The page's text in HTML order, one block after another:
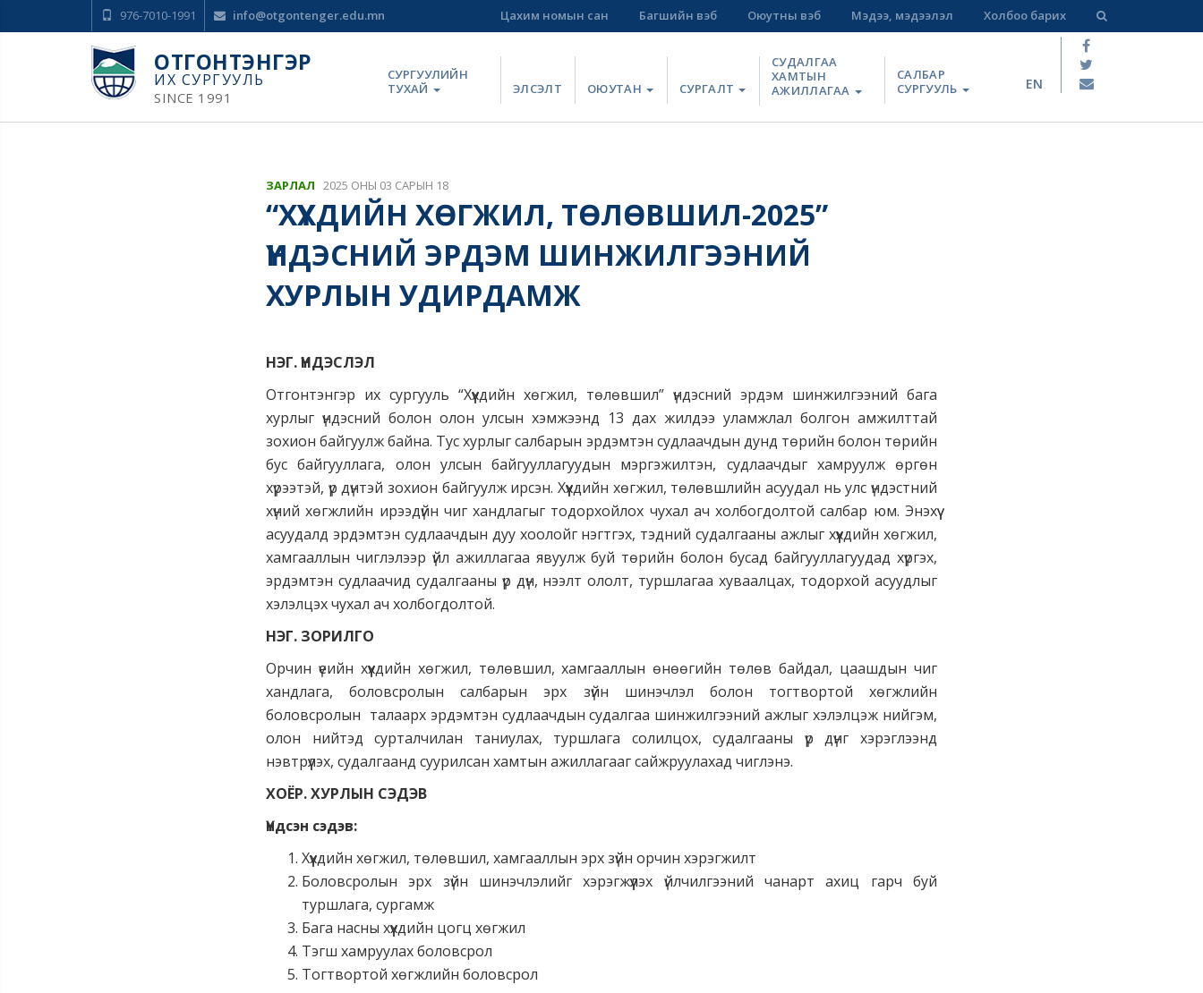
976-7010-1991 info@otgontenger.edu.mn Цахим номын сан Багшийн вэб Оюутны вэб Мэдээ, мэдээлэл Холбоо барих
ОТГОНТЭНГЭР
ИХ СУРГУУЛЬ
SINCE 1991
СУРГУУЛИЙН
ТУХАЙ
ЭЛСЭЛТ ОЮУТАН СУРГАЛТ
СУДАЛГАА
ХАМТЫН
АЖИЛЛАГАА
САЛБАР
СУРГУУЛЬ
EN
ЗАРЛАЛ 2025 ОНЫ 03 САРЫН 18
“ХҮҮХДИЙН ХӨГЖИЛ, ТӨЛӨВШИЛ-2025”
ҮНДЭСНИЙ ЭРДЭМ ШИНЖИЛГЭЭНИЙ
ХУРЛЫН УДИРДАМЖ
НЭГ. ҮНДЭСЛЭЛ
Отгонтэнгэр их сургууль “Хүүхдийн хөгжил, төлөвшил” үндэсний эрдэм шинжилгээний бага
хурлыг үндэсний болон олон улсын хэмжээнд 13 дах жилдээ уламжлал болгон амжилттай
зохион байгуулж байна. Тус хурлыг салбарын эрдэмтэн судлаачдын дунд төрийн болон төрийн
бус байгууллага, олон улсын байгууллагуудын мэргэжилтэн, судлаачдыг хамруулж өргөн
хүрээтэй, үр дүнтэй зохион байгуулж ирсэн. Хүүхдийн хөгжил, төлөвшлийн асуудал нь улс үндэстний
хүний хөгжлийн ирээдүйн чиг хандлагыг тодорхойлох чухал ач холбогдолтой салбар юм. Энэхүү
асуудалд эрдэмтэн судлаачдын дуу хоолойг нэгтгэх, тэдний судалгааны ажлыг хүүхдийн хөгжил,
хамгааллын чиглэлээр үйл ажиллагаа явуулж буй төрийн болон бусад байгууллагуудад хүргэх,
эрдэмтэн судлаачид судалгааны үр дүн, нээлт ололт, туршлагаа хуваалцах, тодорхой асуудлыг
хэлэлцэх чухал ач холбогдолтой.
НЭГ. ЗОРИЛГО
Орчин үеийн хүүхдийн хөгжил, төлөвшил, хамгааллын өнөөгийн төлөв байдал, цаашдын чиг
хандлага, боловсролын салбарын эрх зүйн шинэчлэл болон тогтвортой хөгжлийн
боловсролын талаарх эрдэмтэн судлаачдын судалгаа шинжилгээний ажлыг хэлэлцэж нийгэм,
олон нийтэд сурталчилан таниулах, туршлага солилцох, судалгааны үр дүнг хэрэглээнд
нэвтрүүлэх, судалгаанд суурилсан хамтын ажиллагааг сайжруулахад чиглэнэ.
ХОЁР. ХУРЛЫН СЭДЭВ
Үндсэн сэдэв:
Хүүхдийн хөгжил, төлөвшил, хамгааллын эрх зүйн орчин хэрэгжилт
Боловсролын эрх зүйн шинэчлэлийг хэрэгжүүлэх үйлчилгээний чанарт ахиц гарч буй
туршлага, сургамж
Бага насны хүүхдийн цогц хөгжил
Тэгш хамруулах боловсрол
Тогтвортой хөгжлийн боловсрол